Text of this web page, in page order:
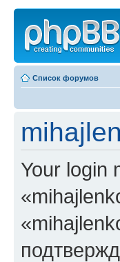
Список форумов
Your login